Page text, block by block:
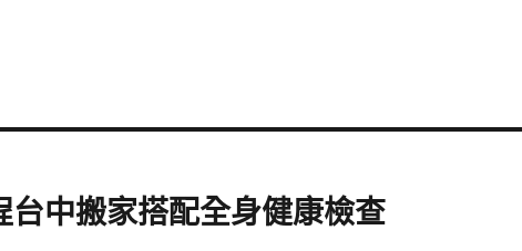
台中搬家搭配全身健康檢查